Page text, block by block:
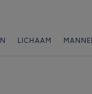
LICHAAM